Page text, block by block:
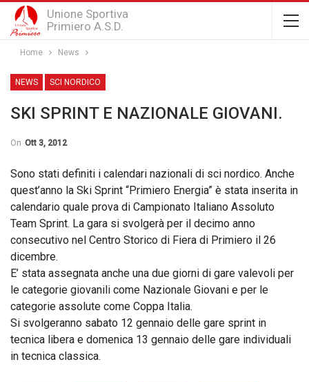
Unione Sportiva
Primiero A.S.D.
Home News
NEWS SCI NORDICO
SKI SPRINT E NAZIONALE GIOVANI.
On Ott 3, 2012
Sono stati definiti i calendari nazionali di sci nordico. Anche
quest’anno la Ski Sprint “Primiero Energia” è stata inserita in
calendario quale prova di Campionato Italiano Assoluto
Team Sprint. La gara si svolgerà per il decimo anno
consecutivo nel Centro Storico di Fiera di Primiero il 26
dicembre.
E’ stata assegnata anche una due giorni di gare valevoli per
le categorie giovanili come Nazionale Giovani e per le
categorie assolute come Coppa Italia.
Si svolgeranno sabato 12 gennaio delle gare sprint in
tecnica libera e domenica 13 gennaio delle gare individuali
in tecnica classica.